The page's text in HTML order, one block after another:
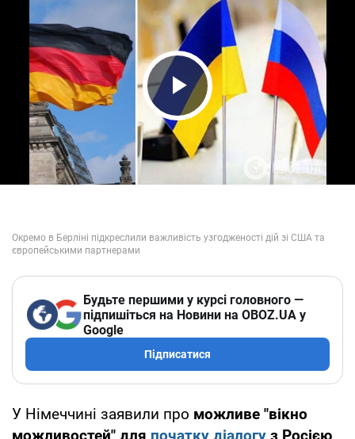
Play Video
Будьте першими у курсі головного —
підпишіться на Новини на OBOZ.UA у
Google
Підписатися
У Німеччині заявили про можливе "вікно
можливостей" для початку діалогу з Росією